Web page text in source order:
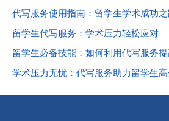
代写服务使用指南：留学生学术成功
留学生代写服务：学术压力轻松应对
留学生必备技能：如何利用代写服务
学术压力无忧：代写服务助力留学生